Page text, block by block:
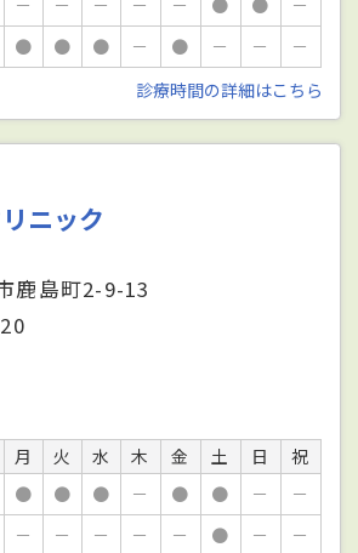
● ● ● － ● － －
－
診療時間の詳細はこちら
ニック
鹿島町2-9-13
月 火 水 木 金 土 日
祝
● ● ● － ● ● －
－
－ － － － － ● －
－